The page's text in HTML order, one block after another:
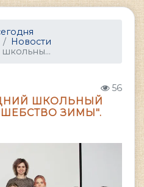
Новости
56
ШКОЛЬНЫЙ
ЗИМЫ".